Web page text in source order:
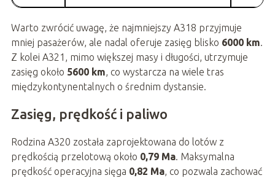
Warto zwrócić uwagę, że najmniejszy A318 przyjmuje
mniej pasażerów, ale nadal oferuje zasięg blisko 6000 km.
Z kolei A321, mimo większej masy i długości, utrzymuje
zasięg około 5600 km, co wystarcza na wiele tras
międzykontynentalnych o średnim dystansie.
Zasięg, prędkość i paliwo
Rodzina A320 została zaprojektowana do lotów z
prędkością przelotową około 0,79 Ma. Maksymalna
prędkość operacyjna sięga 0,82 Ma, co pozwala zachować